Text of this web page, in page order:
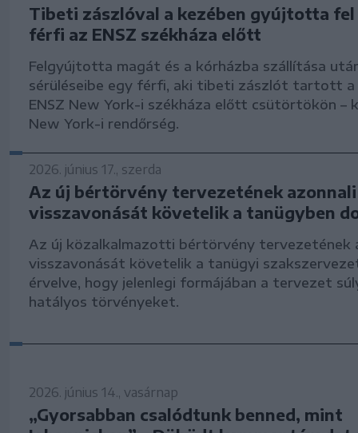
Tibeti zászlóval a kezében gyújtotta fel
férfi az ENSZ székháza előtt
Felgyújtotta magát és a kórházba szállítása
sérüléseibe egy férfi, aki tibeti zászlót tartott a
ENSZ New York-i székháza előtt csütörtökön –
New York-i rendőrség.
2026. június 17., szerda
Az új bértörvény tervezetének azonnali
visszavonását követelik a tanügyben
Az új közalkalmazotti bértörvény tervezetének
visszavonását követelik a tanügyi
érvelve, hogy jelenlegi formájában a tervezet
hatályos törvényeket.
2026. június 14., vasárnap
„Gyorsabban csalódtunk benned, mint